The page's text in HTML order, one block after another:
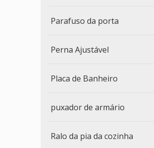
Parafuso da porta
Perna Ajustável
Placa de Banheiro
puxador de armário
Ralo da pia da cozinha